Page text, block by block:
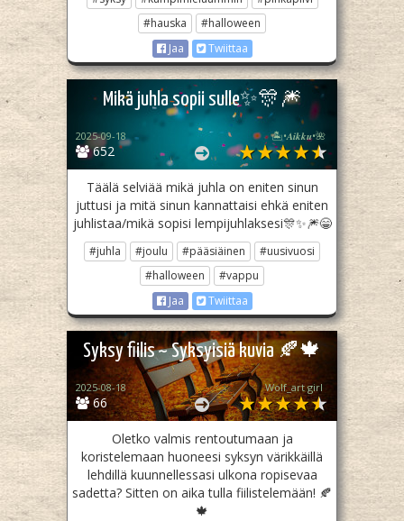
#hauska
#halloween
Jaa
Twiittaa
Mikä juhla sopii sulle✨🎊🎆
652
2025-09-18 🏝️•𝑨𝒊𝒌𝒌𝒖•🌺
Täälä selviää mikä juhla on eniten sinun
juttusi ja mitä sinun kannattaisi ehkä eniten
juhlistaa/mikä sopisi lempijuhlaksesi🎊✨🎆😁
#juhla #joulu #pääsiäinen
#uusivuosi
#halloween
#vappu
Jaa
Twiittaa
Syksy fiilis ~ Syksyisiä kuvia 🍂🍁
66
2025-08-18 Wolf_art girl ‎
Oletko valmis rentoutumaan ja
koristelemaan huoneesi syksyn värikkäillä
lehdillä kuunnellessasi ulkona ropisevaa
sadetta? Sitten on aika tulla fiilistelemään! 🍂
🍁